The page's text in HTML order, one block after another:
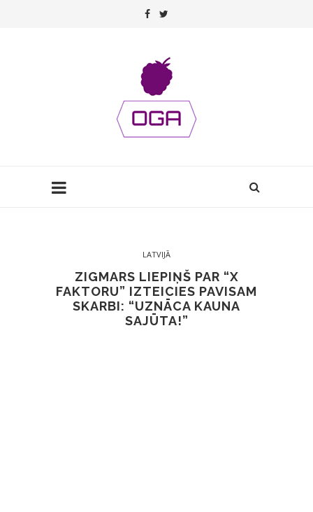
LATVIJĀ
ZIGMARS LIEPIŅŠ PAR “X
FAKTORU” IZTEICIES PAVISAM
SKARBI: “UZNĀCA KAUNA
SAJŪTA!”